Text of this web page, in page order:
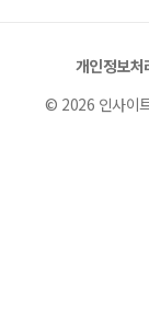
개인정보처
© 2026 인사이